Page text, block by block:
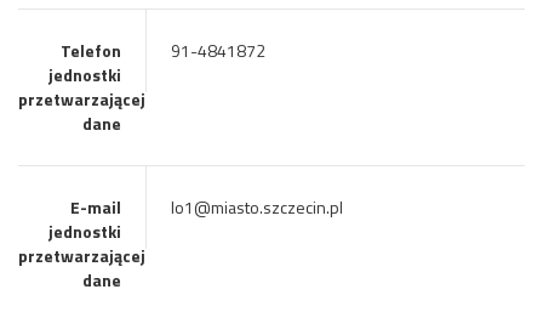
Telefon
jednostki
przetwarzającej
dane
91-4841872
E-mail
jednostki
przetwarzającej
dane
lo1@miasto.szczecin.pl